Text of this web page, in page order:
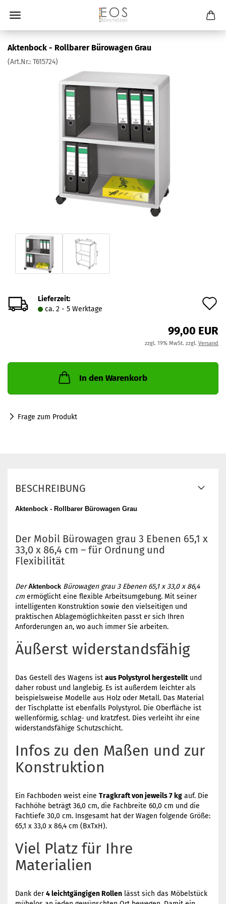
Aktenbock - Rollbarer Bürowagen Grau
(Art.Nr.: T615724)
Lieferzeit:
ca. 2 - 5 Werktage
99,00 EUR
zzgl. 19% MwSt. zzgl. Versand
In den Warenkorb
Frage zum Produkt
BESCHREIBUNG
Aktenbock - Rollbarer Bürowagen Grau
Der Mobil Bürowagen grau 3 Ebenen 65,1 x
33,0 x 86,4 cm – für Ordnung und
Flexibilität
DerAktenbock Bürowagen grau 3 Ebenen 65,1 x 33,0 x 86,4
cm ermöglicht eine flexible Arbeitsumgebung. Mit seiner
intelligenten Konstruktion sowie den vielseitigen und
praktischen Ablagemöglichkeiten passt er sich Ihren
Anforderungen an, wo auch immer Sie arbeiten.
Äußerst widerstandsfähig
Das Gestell des Wagens ist aus Polystyrol hergestelltund
daher robust und langlebig. Es ist außerdem leichter als
beispielsweise Modelle aus Holz oder Metall. Das Material
der Tischplatte ist ebenfalls Polystyrol. Die Oberfläche ist
wellenförmig, schlag- und kratzfest. Dies verleiht ihr eine
widerstandsfähige Schutzschicht.
Infos zu den Maßen und zur
Konstruktion
Ein Fachboden weist eine Tragkraft von jeweils 7 kg auf. Die
Fachhöhe beträgt 36,0 cm, die Fachbreite 60,0 cm und die
Fachtiefe 30,0 cm. Insgesamt hat der Wagen folgende Größe:
65,1 x 33,0 x 86,4 cm (BxTxH).
Viel Platz für Ihre
Materialien
Dank der4 leichtgängigen Rollen lässt sich das Möbelstück